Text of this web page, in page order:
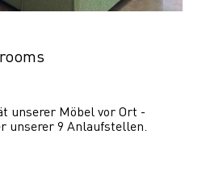
unserer Möbel vor Ort -
unserer 9 Anlaufstellen.